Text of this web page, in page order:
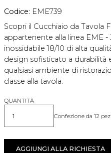
Codice: EME739
Scopri il Cucchiaio da Tavola
appartenente alla linea EME -
inossidabile 18/10 di alta
design sofisticato a
qualsiasi ambiente di
classe alla tavola.
QUANTITÀ
Quantità Confezione da 12
AGGIUNGI ALLA RICHIESTA